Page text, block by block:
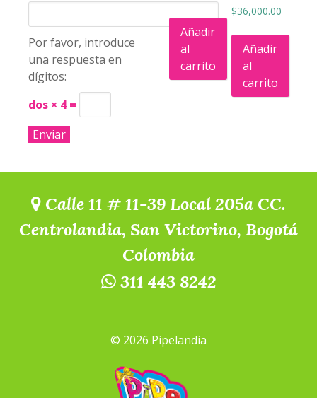
Por favor, introduce
una respuesta en
dígitos:
dos × 4 =
Añadir
al
carrito
$36,000.00
Añadir
al
carrito
Calle 11 # 11-39 Local 205a CC.
Centrolandia, San Victorino, Bogotá
Colombia
311 443 8242
© 2026 Pipelandia